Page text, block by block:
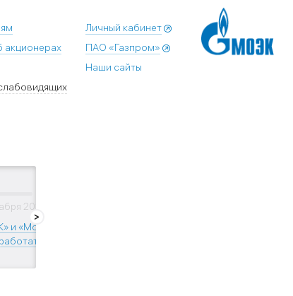
Личный кабинет
ПАО «Газпром»
Наши сайты
акционерах
2024
и «Мосэнерго»